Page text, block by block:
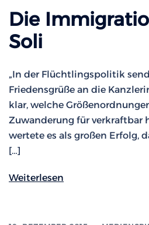
Die
Soli
„In der Flüchtlingspolitik
Friedensgrüße an die
klar, welche
Zuwanderung für verkraftbar
wertete es als großen Erfolg,
[…]
Weiterlesen